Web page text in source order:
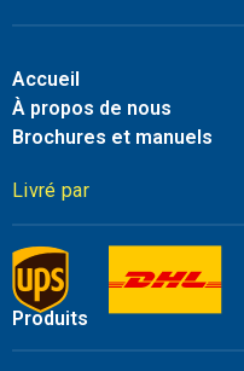
Accueil
À propos de nous
Brochures et manuels
Livré par
Produits